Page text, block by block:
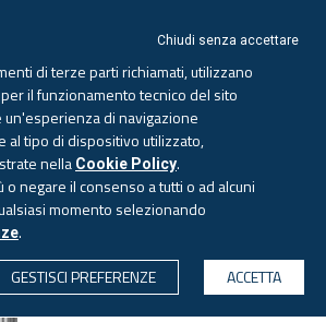
CERCA
Domenica, 9 agosto 2026
Chiudi senza accettare
di terze parti richiamati, utilizzano
il funzionamento tecnico del sito
un'esperienza di navigazione
al tipo di dispositivo utilizzato,
nella Cookie Policy.
o negare il consenso a tutti o ad alcuni
momento selezionando
.
GESTISCI PREFERENZE
ACCETTA